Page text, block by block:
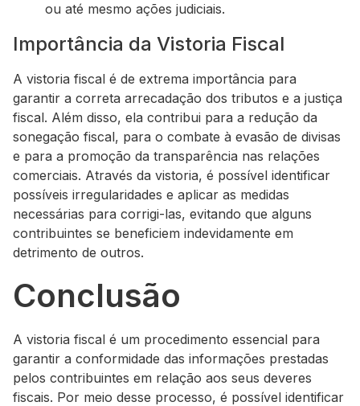
ou até mesmo ações judiciais.
Importância da Vistoria Fiscal
A vistoria fiscal é de extrema importância para
garantir a correta arrecadação dos tributos e a justiça
fiscal. Além disso, ela contribui para a redução da
sonegação fiscal, para o combate à evasão de divisas
e para a promoção da transparência nas relações
comerciais. Através da vistoria, é possível identificar
possíveis irregularidades e aplicar as medidas
necessárias para corrigi-las, evitando que alguns
contribuintes se beneficiem indevidamente em
detrimento de outros.
Conclusão
A vistoria fiscal é um procedimento essencial para
garantir a conformidade das informações prestadas
pelos contribuintes em relação aos seus deveres
fiscais. Por meio desse processo, é possível identificar